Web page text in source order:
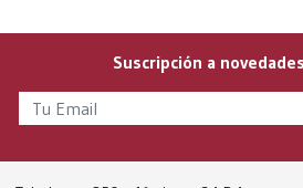
Suscripción a